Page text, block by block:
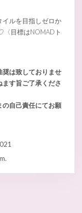
ルを目指しゼロか
〈目標はNOMADト
は致しておりませ
す旨ご了承くださ
自己責任にてお願